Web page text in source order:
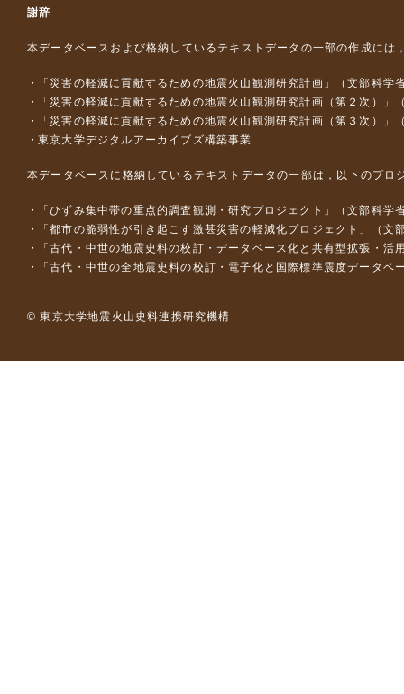
謝辞
本データベースおよび格納しているテキストデータの一部の作成には
「災害の軽減に貢献するための地震火山観測研究計画」（文部科学
「災害の軽減に貢献するための地震火山観測研究計画（第２次）」
「災害の軽減に貢献するための地震火山観測研究計画（第３次）」
東京大学デジタルアーカイブズ構築事業
本データベースに格納しているテキストデータの一部は，以下のプロ
「ひずみ集中帯の重点的調査観測・研究プロジェクト」（文部科
「都市の脆弱性が引き起こす激甚災害の軽減化プロジェクト」（
「古代・中世の地震史料の校訂・データベース化と共有型拡張・
「古代・中世の全地震史料の校訂・電子化と国際標準震度データ
© 東京大学地震火山史料連携研究機構